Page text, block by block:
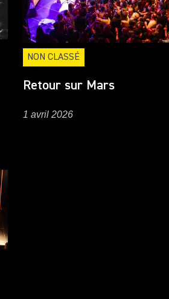
NON CLASSÉ
Retour sur Mars
1 avril 2026